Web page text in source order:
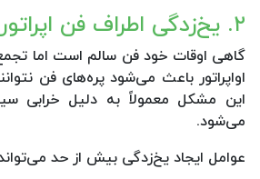
۲. یخ‌زدگی اطراف فن اپراتور
گاهی اوقات خود فن سالم است اما
اواپراتور باعث می‌شود پره‌های فن
این مشکل معمولاً به دلیل خرابی
می‌شود.
عوامل ایجاد یخ‌زدگی بیش از حد